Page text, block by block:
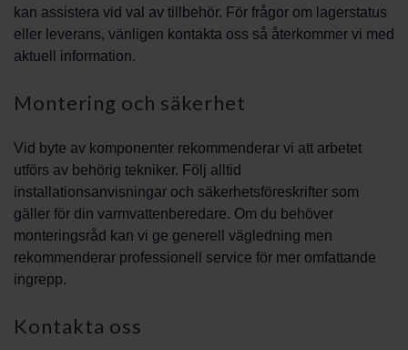
kan assistera vid val av tillbehör. För frågor om lagerstatus
eller leverans, vänligen kontakta oss så återkommer vi med
aktuell information.
Montering och säkerhet
Vid byte av komponenter rekommenderar vi att arbetet
utförs av behörig tekniker. Följ alltid
installationsanvisningar och säkerhetsföreskrifter som
gäller för din varmvattenberedare. Om du behöver
monteringsråd kan vi ge generell vägledning men
rekommenderar professionell service för mer omfattande
ingrepp.
Kontakta oss